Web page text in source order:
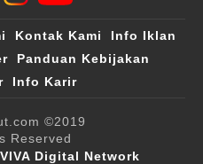
Kontak Kami
Info Iklan
Panduan Kebijakan
Info Karir
©2019
Reserved
VIVA Digital Network